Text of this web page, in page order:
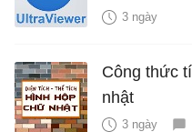
3 ngày
Công thức
nhật
3 ngày